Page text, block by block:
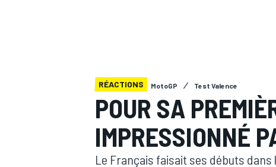
MOTOGP
RÉACTIONS MotoGP Test Valence
POUR SA
IMPRESSIONNÉ
Le Français faisait ses débuts